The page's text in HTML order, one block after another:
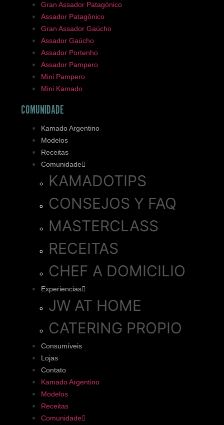
Gran Assador Patagónico
Assador Patagônico
Gran Assador Gaúcho
Assador Gaúcho
Assador Portenho
Assador Pampero
Mini Pampero
Mini Kamado
COMUNIDADE
Kamado Argentino
Modelos
Receitas
Comunidade
KAMADOTIPS
CONSEJOS Y FAQ
MASTERCLASS
RECEITAS
CHEF A DOMICILIO
Experiencias
JW AT HOME
CATERING PROPIO
Consumíveis
Lojas
Contato
Kamado Argentino
Modelos
Receitas
Comunidade